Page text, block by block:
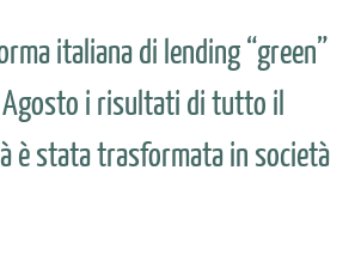
italiana di lending “green”
Agosto i risultati di tutto il
è stata trasformata in società